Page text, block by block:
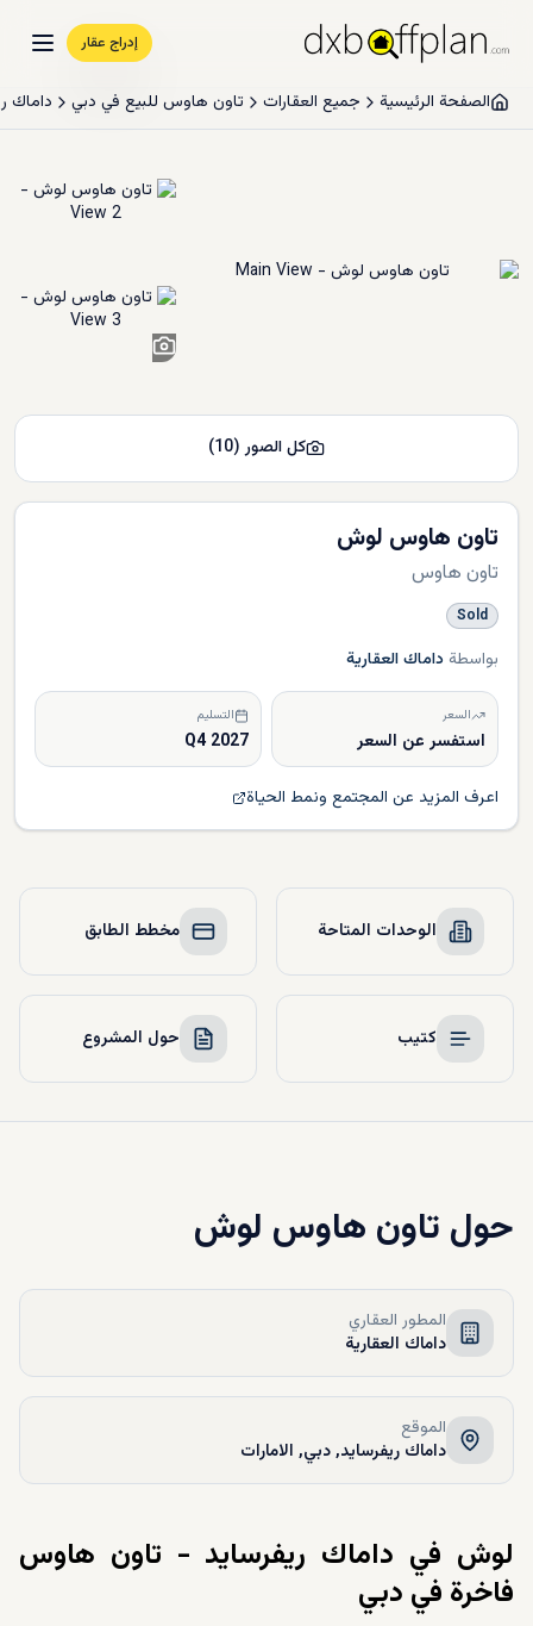
إدراج عقار
الصفحة الرئيسية جميع العقارات تاون هاوس للبيع في دبي داماك
تاون هاوس لوش
تاون هاوس
Sold
بواسطة داماك العقارية
السعر
استفسر عن السعر
التسليم
Q4 2027
اعرف المزيد عن المجتمع ونمط الحياة
كل الصور(
10
)
الوحدات المتاحة مخطط الطابق
كتيب حول المشروع
حول تاون هاوس لوش
المطور العقاري
داماك العقارية
الموقع
داماك ريفرسايد, دبي, الامارات
لوش في داماك ريفرسايد - تاون هاوس
فاخرة في دبي